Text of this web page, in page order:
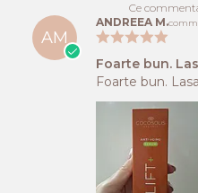
Ce
AM
ANDREEA M.
Foarte bun.
Foarte bun.